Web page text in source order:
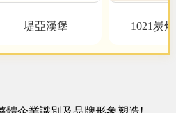
堤亞漢堡 1021炭